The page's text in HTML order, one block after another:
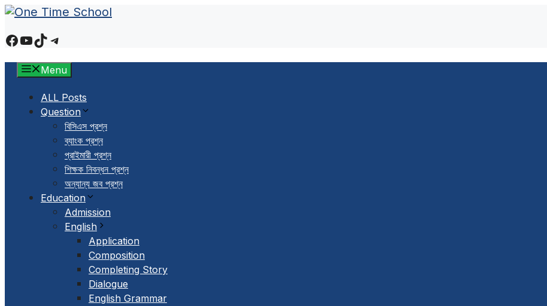
Skip
content
Facebook
YouTube
TikTokTelegram
Menu
ALL Posts
Question
বিসিএস প্রশ্ন
ব্যাংক প্রশ্ন
প্রাইমারী প্রশ্ন
শিক্ষক নিবন্ধন প্রশ্ন
অন্যান্য জব প্রশ্ন
Education
Admission
English
Application
Composition
Completing Story
Dialogue
English Grammar